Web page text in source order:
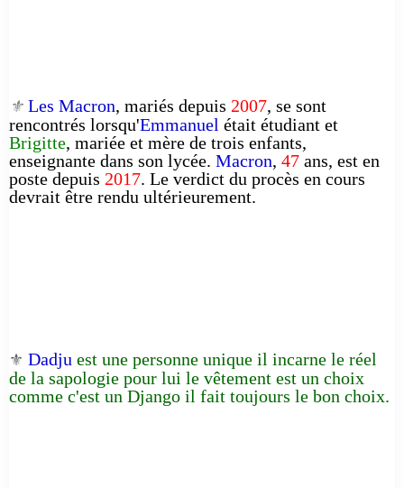
⚜️ Les Macron, mariés depuis 2007, se sont
rencontrés lorsqu'Emmanuel était étudiant et
Brigitte, mariée et mère de trois enfants,
enseignante dans son lycée. Macron, 47 ans, est en
poste depuis 2017. Le verdict du procès en cours
devrait être rendu ultérieurement.
⚜️ Dadju est une personne unique il incarne le réel
de la sapologie pour lui le vêtement est un choix
comme c'est un Django il fait toujours le bon choix.